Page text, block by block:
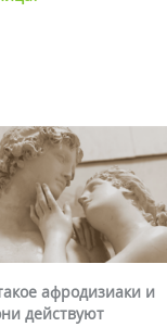
афродизиаки и
действуют